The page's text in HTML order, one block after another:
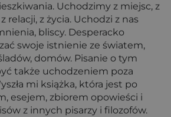
Uchodzimy z miejsc, z
relacji, z życia. Uchodzi z nas
bliscy. Desperacko
swoje istnienie ze światem,
domów. Pisanie o tym
także uchodzeniem poza
mi książka, która jest po
esejem, zbiorem opowieści i
z innych pisarzy i filozofów.